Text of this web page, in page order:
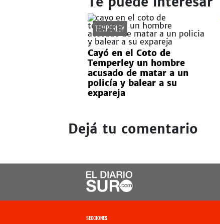
TEMPERLEY
Cayó en el Coto de
Temperley un hombre
acusado de matar a un
policía y balear a su
expareja
Dejá tu comentario
SECCIONES